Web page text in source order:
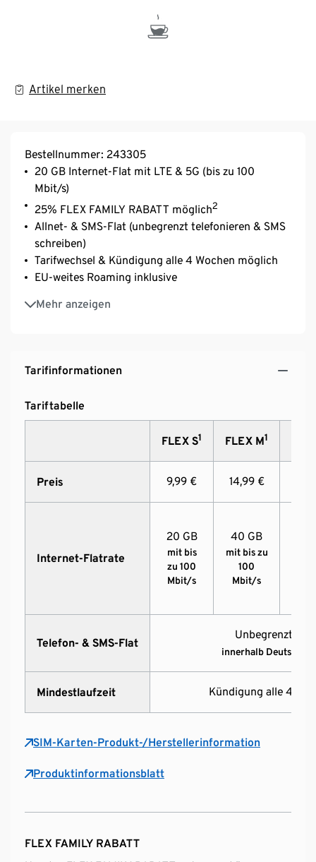
Artikel merken
Bestellnummer: 243305
20 GB Internet-Flat mit LTE & 5G (bis zu 100
Mbit/s)
25% FLEX FAMILY RABATT möglich2
Allnet- & SMS-Flat (unbegrenzt telefonieren & SMS
schreiben)
Tarifwechsel & Kündigung alle 4 Wochen möglich
EU-weites Roaming inklusive
Mehr anzeigen
Ohne Anschlussgebühr
Smartphone-Tarif inkl. SIM-Karte von Tchibo
Tarifinformationen
Tariftabelle
FLEX S1 FLEX M1
Preis 9,99 € 14,99 €
Internet-Flatrate
20 GB
mit bis
zu 100
Mbit/s
40 GB
mit bis zu
100
Mbit/s
Telefon- & SMS-Flat
Unbegrenzt
innerhalb
Mindestlaufzeit Kündigung alle 4
SIM-Karten-Produkt-/Herstellerinformation
Produktinformationsblatt
FLEX FAMILY RABATT